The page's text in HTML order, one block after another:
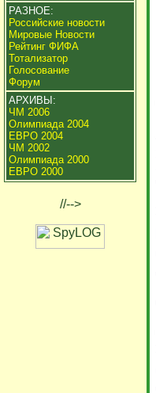
РАЗНОЕ:
Российские новости
Мировые Новости
Рейтинг ФИФА
Тотализатор
Голосование
Форум
АРХИВЫ:
ЧМ 2006
Олимпиада 2004
ЕВРО 2004
ЧМ 2002
Олимпиада 2000
ЕВРО 2000
//-->